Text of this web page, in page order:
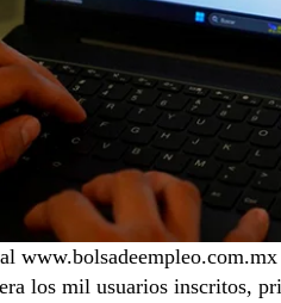
los mil usuarios inscritos,